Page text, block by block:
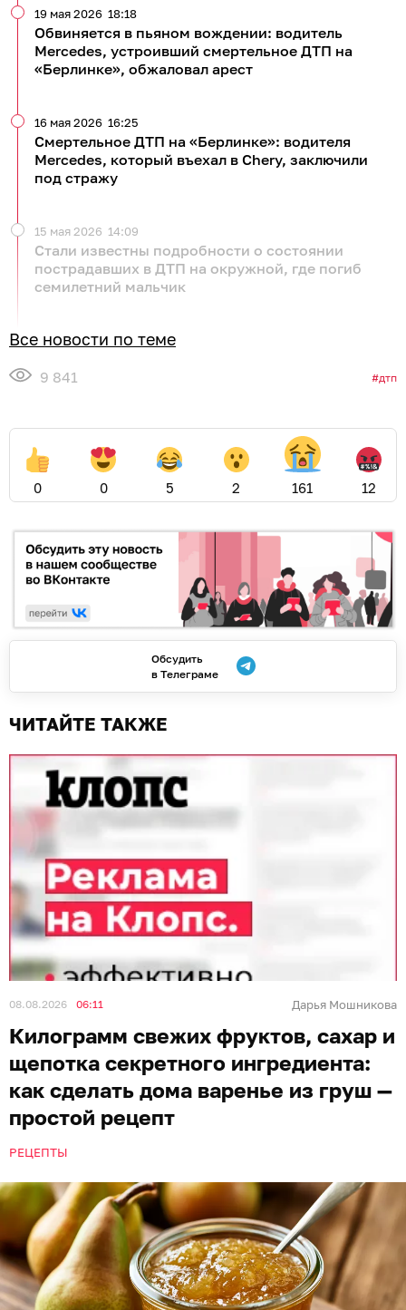
Обвиняется в пьяном вождении: водитель
Mercedes, устроивший смертельное ДТП на
«Берлинке», обжаловал арест
19 мая 2026 18:18
Смертельное ДТП на «Берлинке»: водителя
Mercedes, который въехал в Chery, заключили
под стражу
16 мая 2026 16:25
Стали известны подробности о состоянии
пострадавших в ДТП на окружной, где погиб
семилетний мальчик
15 мая 2026 14:09
Все новости по теме
9 841 дтп
0 0 5 2 161 12
Обсудить
в Телеграме
ЧИТАЙТЕ ТАКЖЕ
08.08.2026 06:11 Дарья Мошникова
Килограмм свежих фруктов, сахар и
щепотка секретного ингредиента:
как сделать дома варенье из груш —
простой рецепт
РЕЦЕПТЫ